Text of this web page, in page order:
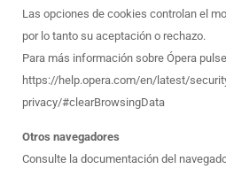
Las opciones de cookies controlan el
por lo tanto su aceptación o rechazo.
Para más información sobre Ópera
https://help.opera.com/en/latest/
privacy/#clearBrowsingData
Otros navegadores
Consulte la documentación del